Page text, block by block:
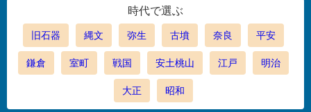
時代で選ぶ
旧石器 縄文 弥生 古墳 奈良 平安
鎌倉 室町 戦国 安土桃山 江戸 明治
大正 昭和